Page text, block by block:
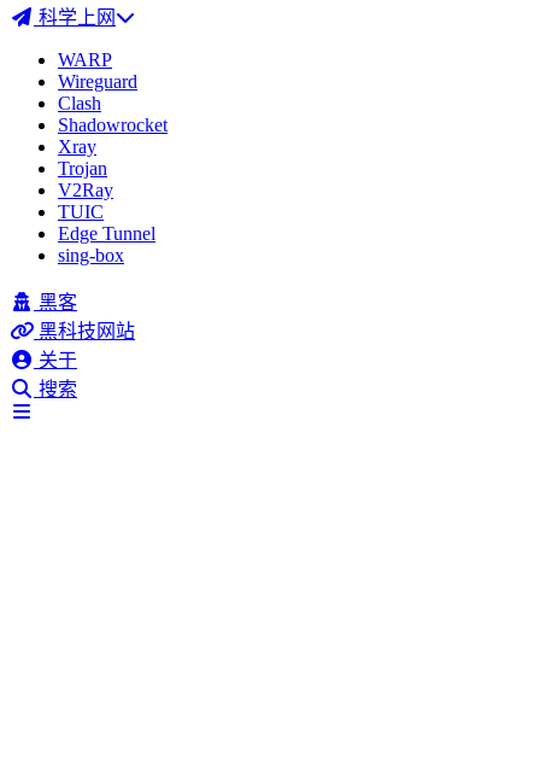
科学上网
WARP
Wireguard
Clash
Shadowrocket
Xray
Trojan
V2Ray
TUIC
Edge Tunnel
sing-box
黑客
黑科技网站
关于
搜索